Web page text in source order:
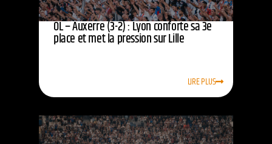
OL – Auxerre (3-2) : Lyon conforte sa 3e
place et met la pression sur Lille
LIRE PLUS